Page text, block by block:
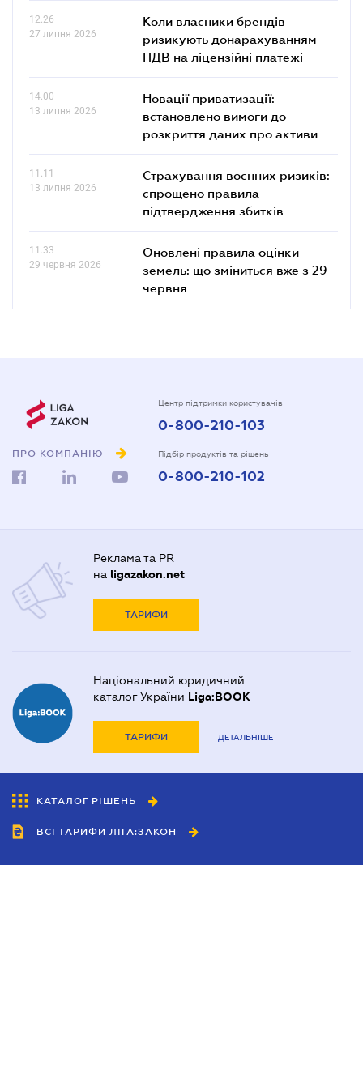
12.26
27 липня 2026
Коли власники брендів
ризикують донарахуванням
ПДВ на ліцензійні платежі
14.00
13 липня 2026
Новації приватизації:
встановлено вимоги до
розкриття даних про активи
11.11
13 липня 2026
Страхування воєнних ризиків:
спрощено правила
підтвердження збитків
11.33
29 червня 2026
Оновлені правила оцінки
земель: що зміниться вже з 29
червня
ПРО КОМПАНІЮ
Центр підтримки користувачів
0-800-210-103
Підбір продуктів та рішень
0-800-210-102
Реклама та PR
на ligazakon.net
ТАРИФИ
Національний юридичний
каталог України Liga:BOOK
ТАРИФИ ДЕТАЛЬНІШЕ
КАТАЛОГ РІШЕНЬ
ВСІ ТАРИФИ ЛІГА:ЗАКОН